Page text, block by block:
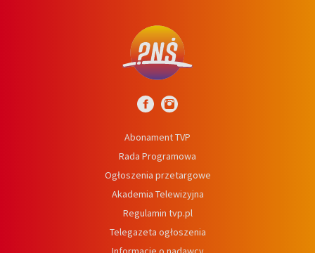
Abonament TVP
Rada Programowa
Ogłoszenia przetargowe
Akademia Telewizyjna
Regulamin tvp.pl
Telegazeta ogłoszenia